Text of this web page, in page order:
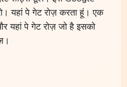
यहां पे गेट रोज़ करता हूं। एक
यहां पे गेट रोज़ जो है इसको